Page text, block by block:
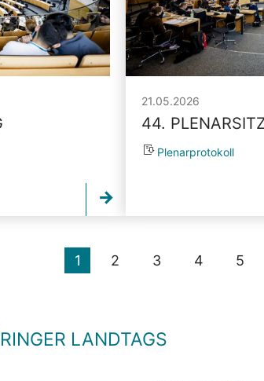
21.05.2026
44.
Plenarprotokoll
1 2 3 4 5
LANDTAGS